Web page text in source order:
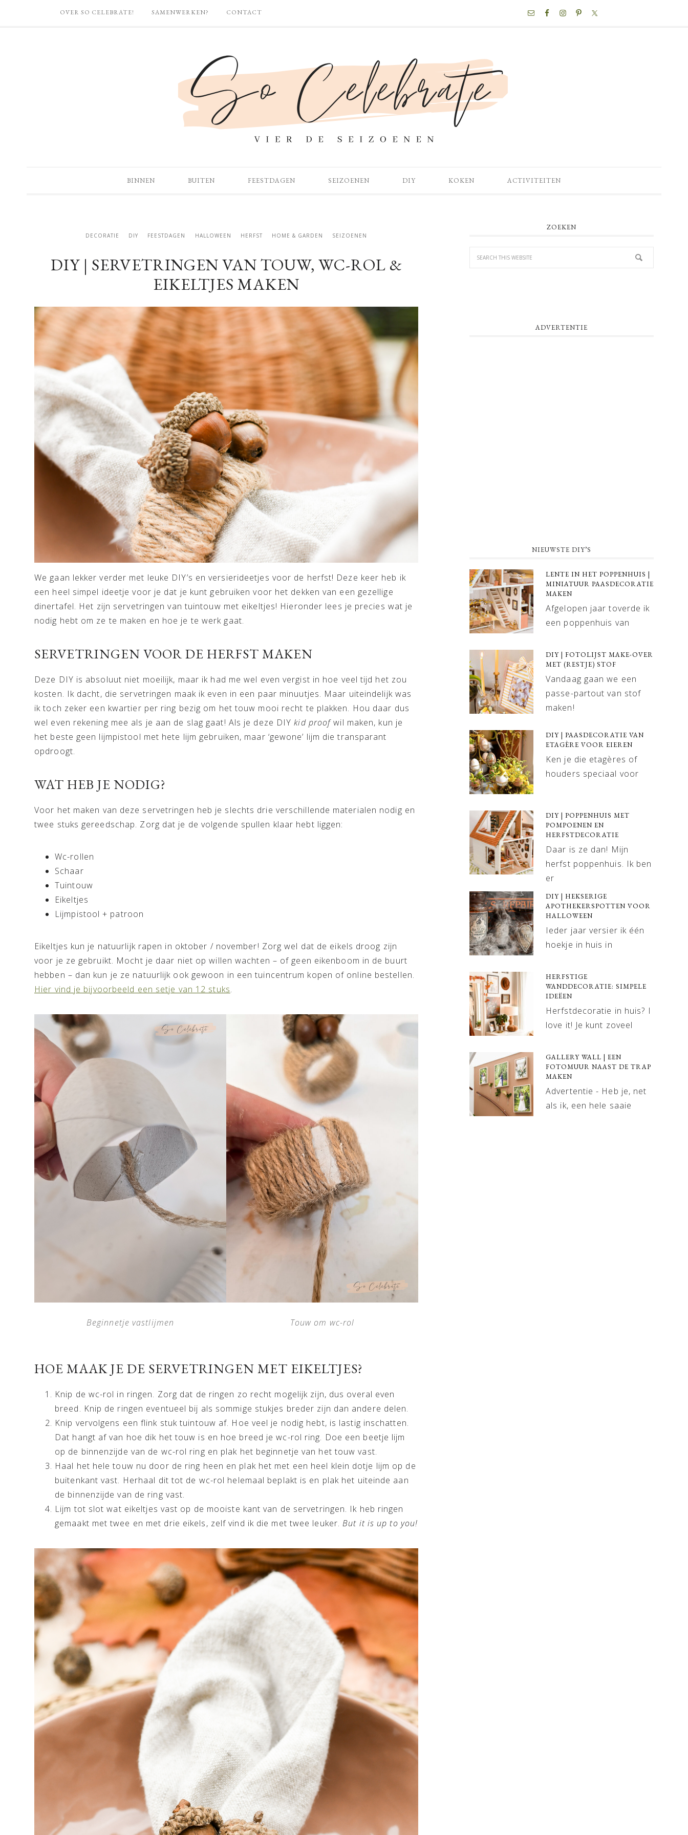
OVER SO CELEBRATE! SAMENWERKEN? CONTACT
BINNEN BUITEN FEESTDAGEN SEIZOENEN DIY KOKEN ACTIVITEITEN
DECORATIE DIY FEESTDAGEN HALLOWEEN HERFST HOME & GARDEN SEIZOENEN
DIY | SERVETRINGEN VAN TOUW, WC-ROL &
EIKELTJES MAKEN
We gaan lekker verder met leuke DIY’s en versierideetjes voor de herfst! Deze keer heb ik
een heel simpel ideetje voor je dat je kunt gebruiken voor het dekken van een gezellige
dinertafel. Het zijn servetringen van tuintouw met eikeltjes! Hieronder lees je precies wat je
nodig hebt om ze te maken en hoe je te werk gaat.
SERVETRINGEN VOOR DE HERFST MAKEN
Deze DIY is absoluut niet moeilijk, maar ik had me wel even vergist in hoe veel tijd het zou
kosten. Ik dacht, die servetringen maak ik even in een paar minuutjes. Maar uiteindelijk was
ik toch zeker een kwartier per ring bezig om het touw mooi recht te plakken. Hou daar dus
wel even rekening mee als je aan de slag gaat! Als je deze DIYkid proofwil maken, kun je
het beste geen lijmpistool met hete lijm gebruiken, maar ‘gewone’ lijm die transparant
opdroogt.
WAT HEB JE NODIG?
Voor het maken van deze servetringen heb je slechts drie verschillende materialen nodig en
twee stuks gereedschap. Zorg dat je de volgende spullen klaar hebt liggen:
Wc-rollen
Schaar
Tuintouw
Eikeltjes
Lijmpistool + patroon
Eikeltjes kun je natuurlijk rapen in oktober / november! Zorg wel dat de eikels droog zijn
voor je ze gebruikt. Mocht je daar niet op willen wachten – of geen eikenboom in de buurt
hebben – dan kun je ze natuurlijk ook gewoon in een tuincentrum kopen of online bestellen.
Hier vind je bijvoorbeeld een setje van 12 stuks.
Beginnetje vastlijmen Touw om wc-rol
HOE MAAK JE DE SERVETRINGEN MET EIKELTJES?
Knip de wc-rol in ringen. Zorg dat de ringen zo recht mogelijk zijn, dus overal even
breed. Knip de ringen eventueel bij als sommige stukjes breder zijn dan andere delen.
Knip vervolgens een flink stuk tuintouw af. Hoe veel je nodig hebt, is lastig inschatten.
Dat hangt af van hoe dik het touw is en hoe breed je wc-rol ring. Doe een beetje lijm
op de binnenzijde van de wc-rol ring en plak het beginnetje van het touw vast.
Haal het hele touw nu door de ring heen en plak het met een heel klein dotje lijm op de
buitenkant vast. Herhaal dit tot de wc-rol helemaal beplakt is en plak het uiteinde aan
de binnenzijde van de ring vast.
Lijm tot slot wat eikeltjes vast op de mooiste kant van de servetringen. Ik heb ringen
gemaakt met twee en met drie eikels, zelf vind ik die met twee leuker.But it is up to you!
ZOEKEN
ADVERTENTIE
NIEUWSTE DIY’S
LENTE IN HET POPPENHUIS |
MINIATUUR PAASDECORATIE
MAKEN
Afgelopen jaar toverde ik
een poppenhuis van
DIY | FOTOLIJST MAKE-OVER
MET (RESTJE) STOF
Vandaag gaan we een
passe-partout van stof
maken!
DIY | PAASDECORATIE VAN
ETAGÈRE VOOR EIEREN
Ken je die etagères of
houders speciaal voor
DIY | POPPENHUIS MET
POMPOENEN EN
HERFSTDECORATIE
Daar is ze dan! Mijn
herfst poppenhuis. Ik ben
er
DIY | HEKSERIGE
APOTHEKERSPOTTEN VOOR
HALLOWEEN
Ieder jaar versier ik één
hoekje in huis in
HERFSTIGE
WANDDECORATIE: SIMPELE
IDEËEN
Herfstdecoratie in huis? I
love it! Je kunt zoveel
GALLERY WALL | EEN
FOTOMUUR NAAST DE TRAP
MAKEN
Advertentie - Heb je, net
als ik, een hele saaie